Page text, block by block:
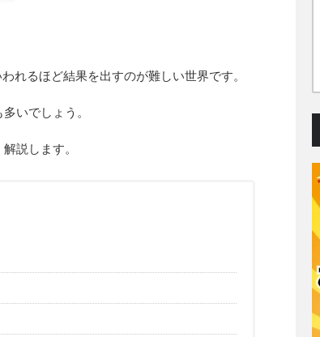
れるほど結果を出すのが難しい世界です。
いでしょう。
説します。